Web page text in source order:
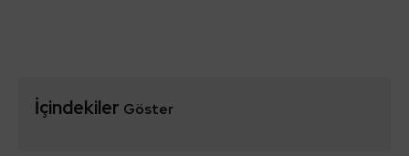
İçindekiler Göster